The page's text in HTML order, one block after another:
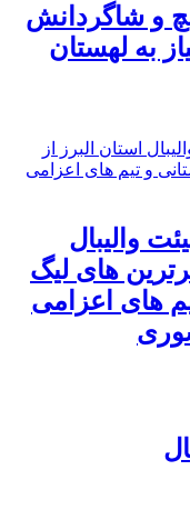
و شاگردانش
به لهستان
والیبال
های لیگ
های اعزامی